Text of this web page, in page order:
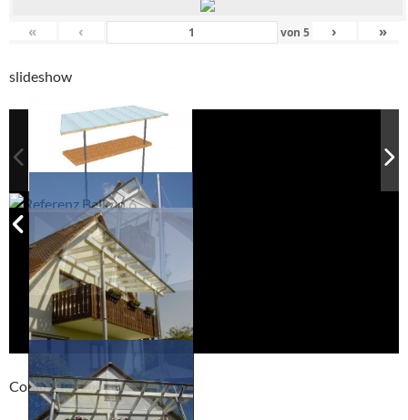
« ‹ von 5 › »
slideshow
Compackt album